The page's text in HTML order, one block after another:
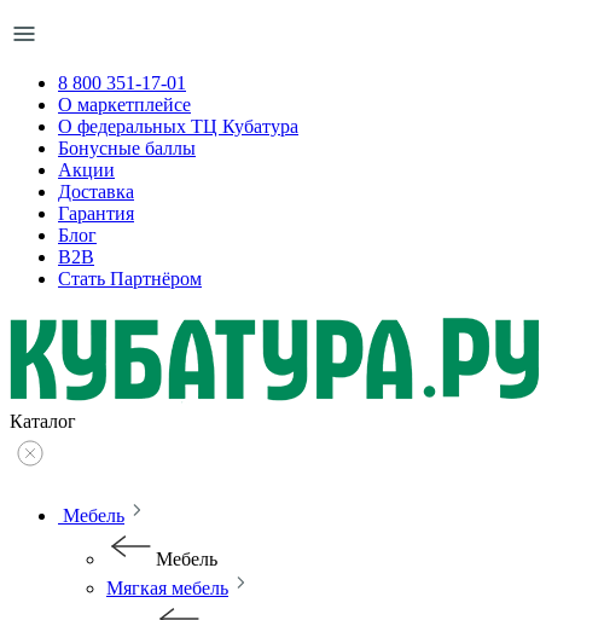
8 800 351-17-01
О маркетплейсе
О федеральных ТЦ Кубатура
Бонусные баллы
Акции
Доставка
Гарантия
Блог
B2B
Стать Партнёром
Каталог
Мебель
Мебель
Мягкая мебель